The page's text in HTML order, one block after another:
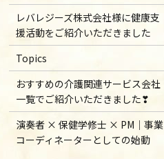
レバレジーズ株式会社様に健康支
援活動をご紹介いただきました
Topics
おすすめの介護関連サービス会社
一覧でご紹介いただきました❣
演奏者 × 保健学修士 × PM｜事業
コーディネーターとしての始動